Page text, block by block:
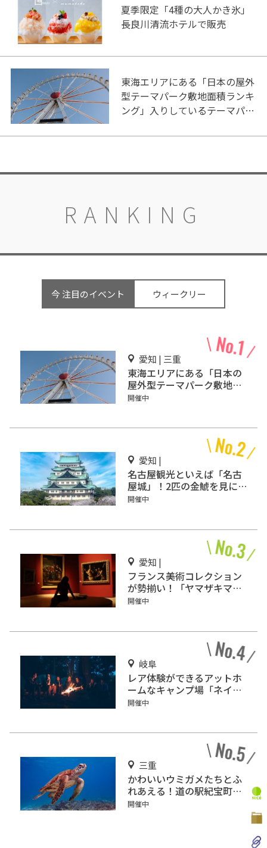
夏季限定「4種の大人かき氷」
長良川清流ホテルで販売
東海エリアにある「日本の屋外
型テーマパーク敷地面積ランキ
ング」入りしているテーマパー
RANKING
今 注目のイベント ウィークリー
愛知 | 三重
東海エリアにある「日本の
屋外型テーマパーク敷地面
積ランキング」入りしてい
開催中
愛知 |
名古屋観光といえば「名古
屋城」！2匹の金鯱を見に
行こう
開催中
愛知 |
フランス美術コレクション
が勢揃い！「ヤマザキマザ
ック美術館」
開催中
岐阜
レア体験ができるアットホ
ームなキャンプ場「ネイチ
ャーランドかみのほ」
開催中
三重
かわいいウミガメたちとふ
れあえる！道の駅紀宝町
「ウミガメ公園」
開催中